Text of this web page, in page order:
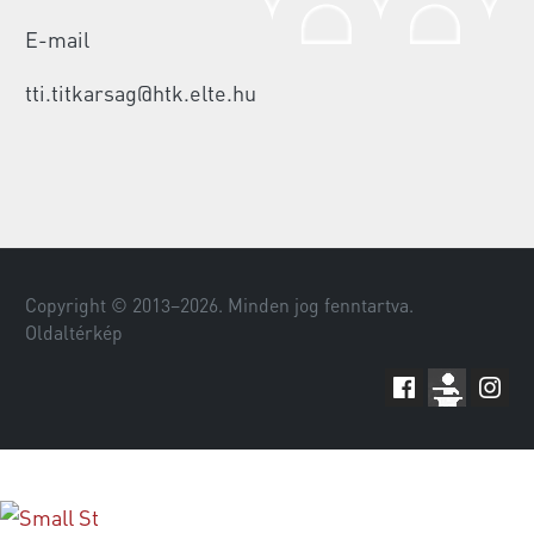
E-mail
tti.titkarsag@htk.elte.hu
Copyright © 2013–2026. Minden jog fenntartva.
Oldaltérkép